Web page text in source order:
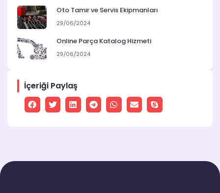
Oto Tamir ve Servis Ekipmanları
29/06/2024
Online Parça Katalog Hizmeti
29/06/2024
İçeriği Paylaş